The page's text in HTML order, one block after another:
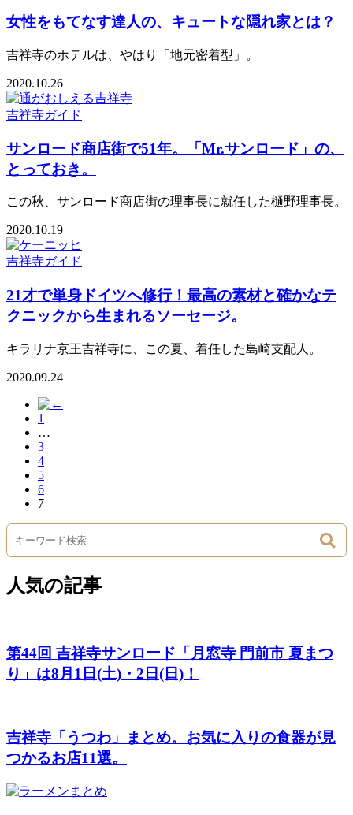
女性をもてなす達人の、キュートな隠れ家とは？
吉祥寺のホテルは、やはり「地元密着型」。
2020.10.26
吉祥寺ガイド
サンロード商店街で51年。「Mr.サンロード」の、
とっておき。
この秋、サンロード商店街の理事長に就任した樋野理事長。
2020.10.19
吉祥寺ガイド
21才で単身ドイツへ修行！最高の素材と確かなテ
クニックから生まれるソーセージ。
キラリナ京王吉祥寺に、この夏、着任した島崎支配人。
2020.09.24
1
…
3
4
5
6
7
人気の記事
第44回 吉祥寺サンロード「月窓寺 門前市 夏まつ
り」は8月1日(土)・2日(日)！
吉祥寺「うつわ」まとめ。お気に入りの食器が見
つかるお店11選。